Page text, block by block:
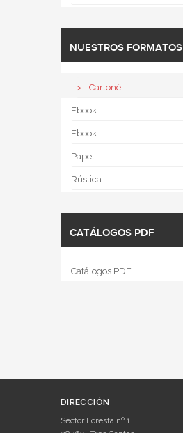
NUESTROS FORMATOS
Cartoné
Ebook
Ebook
Papel
Rústica
CATÁLOGOS PDF
Catálogos PDF
DIRECCIÓN
Sector Foresta nº 1